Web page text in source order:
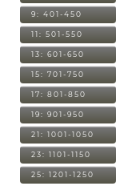
9: 401-450
11: 501-550
13: 601-650
15: 701-750
17: 801-850
19: 901-950
21: 1001-1050
23: 1101-1150
25: 1201-1250